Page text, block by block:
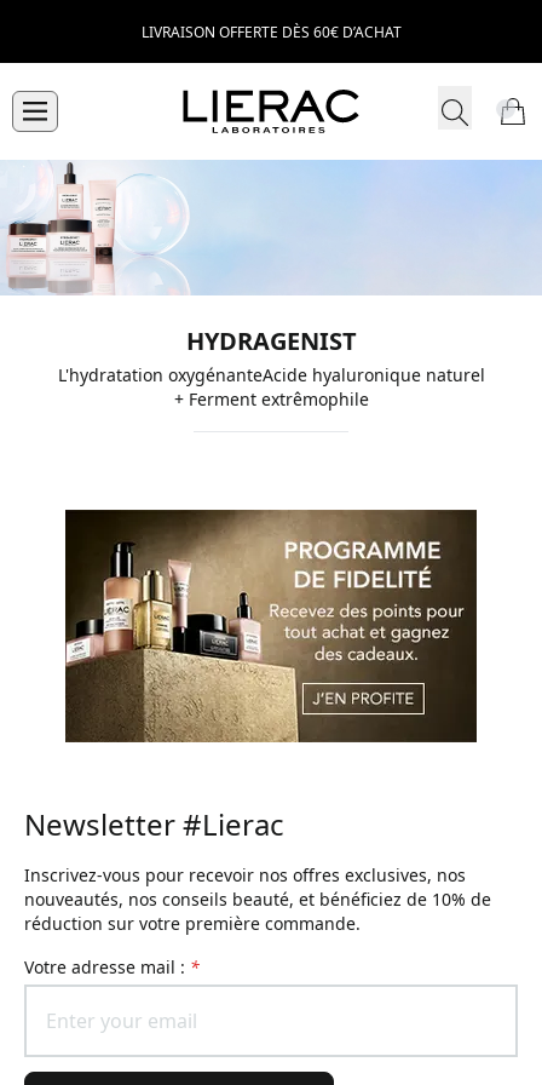
LIVRAISON OFFERTE DÈS 60€ D’ACHAT
HYDRAGENIST
L'hydratation oxygénanteAcide hyaluronique naturel
+ Ferment extrêmophile
Newsletter #Lierac
Inscrivez-vous pour recevoir nos offres exclusives, nos
nouveautés, nos conseils beauté, et bénéficiez de 10% de
réduction sur votre première commande.
Votre adresse mail : *